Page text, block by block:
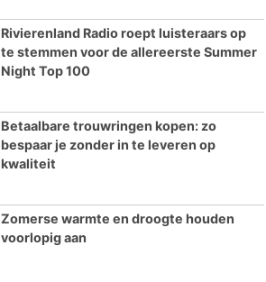
Rivierenland Radio roept luisteraars op
te stemmen voor de allereerste Summer
Night Top 100
Betaalbare trouwringen kopen: zo
bespaar je zonder in te leveren op
kwaliteit
Zomerse warmte en droogte houden
voorlopig aan